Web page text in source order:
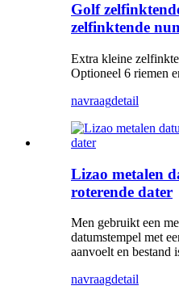
Golf
zelfinktende
Extra kleine
Optioneel 6 riemen
navraagdetail
Lizao metalen
roterende dater
Men gebruikt een
datumstempel met
aanvoelt en bestand
navraagdetail